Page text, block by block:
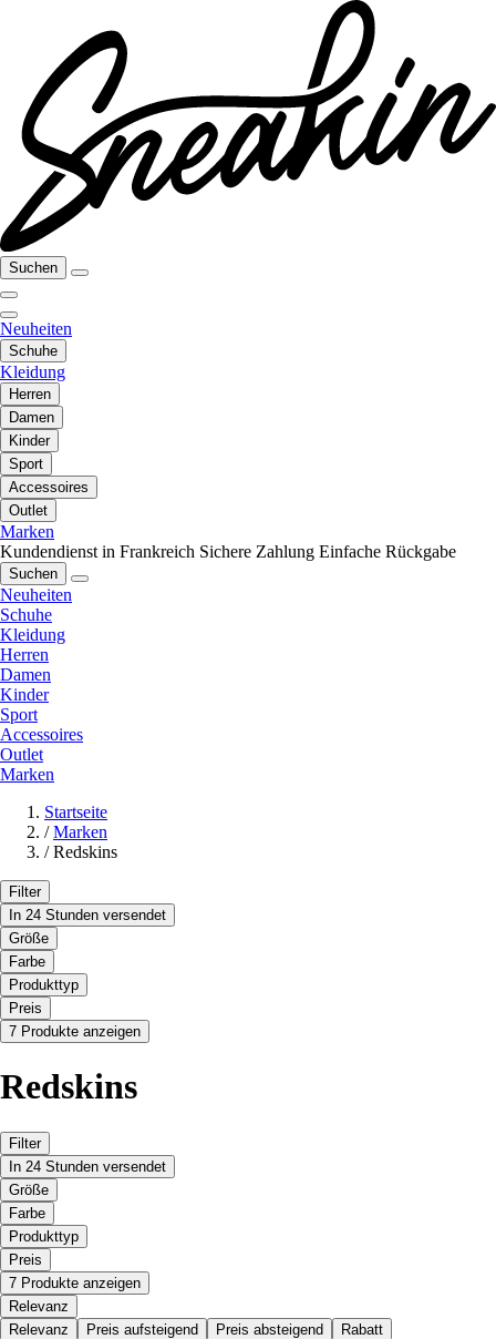
Suchen
Neuheiten
Schuhe
Kleidung
Herren
Damen
Kinder
Sport
Accessoires
Outlet
Marken
Kundendienst in Frankreich Sichere Zahlung Einfache Rückgabe
Suchen
Neuheiten
Schuhe
Kleidung
Herren
Damen
Kinder
Sport
Accessoires
Outlet
Marken
Startseite
/ Marken
/ Redskins
Filter
In 24 Stunden versendet
Größe
Farbe
Produkttyp
Preis
7 Produkte anzeigen
Redskins
Filter
In 24 Stunden versendet
Größe
Farbe
Produkttyp
Preis
7 Produkte anzeigen
Relevanz
Relevanz
Preis aufsteigend Preis absteigend Rabatt